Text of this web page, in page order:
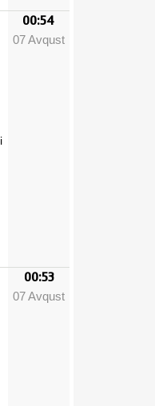
00:54
07 Avqust
00:53
07 Avqust